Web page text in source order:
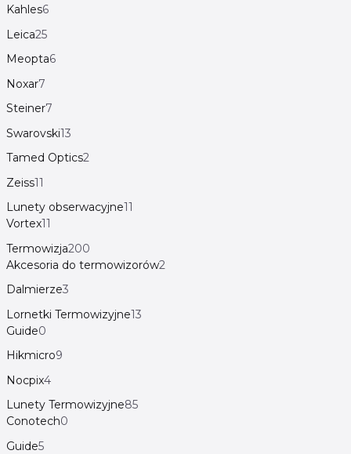
Kahles6
Leica25
Meopta6
Noxar7
Steiner7
Swarovski13
Tamed Optics2
Zeiss11
Lunety obserwacyjne11
Vortex11
Termowizja200
Akcesoria do termowizorów2
Dalmierze3
Lornetki Termowizyjne13
Guide0
Hikmicro9
Nocpix4
Lunety Termowizyjne85
Conotech0
Guide5